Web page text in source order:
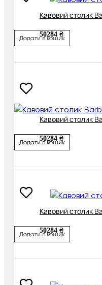
Кавовий столик
50284 ₴
Додати в кошик
Кавовий столик
50284 ₴
Додати в кошик
Кавовий столик
50284 ₴
Додати в кошик